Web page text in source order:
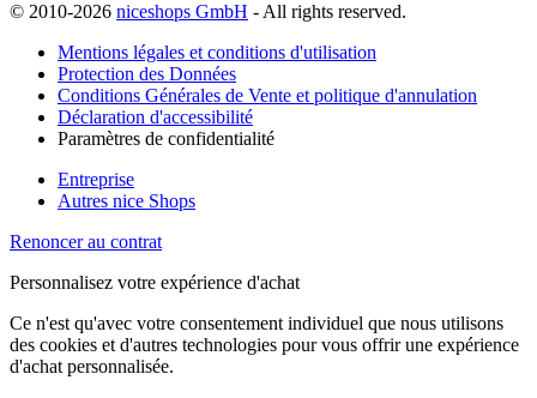
© 2010-2026 niceshops GmbH - All rights reserved.
Mentions légales et conditions d'utilisation
Protection des Données
Conditions Générales de Vente et politique d'annulation
Déclaration d'accessibilité
Paramètres de confidentialité
Entreprise
Autres nice Shops
Renoncer au contrat
Personnalisez votre expérience d'achat
Ce n'est qu'avec votre consentement individuel que nous utilisons
des cookies et d'autres technologies pour vous offrir une expérience
d'achat personnalisée.